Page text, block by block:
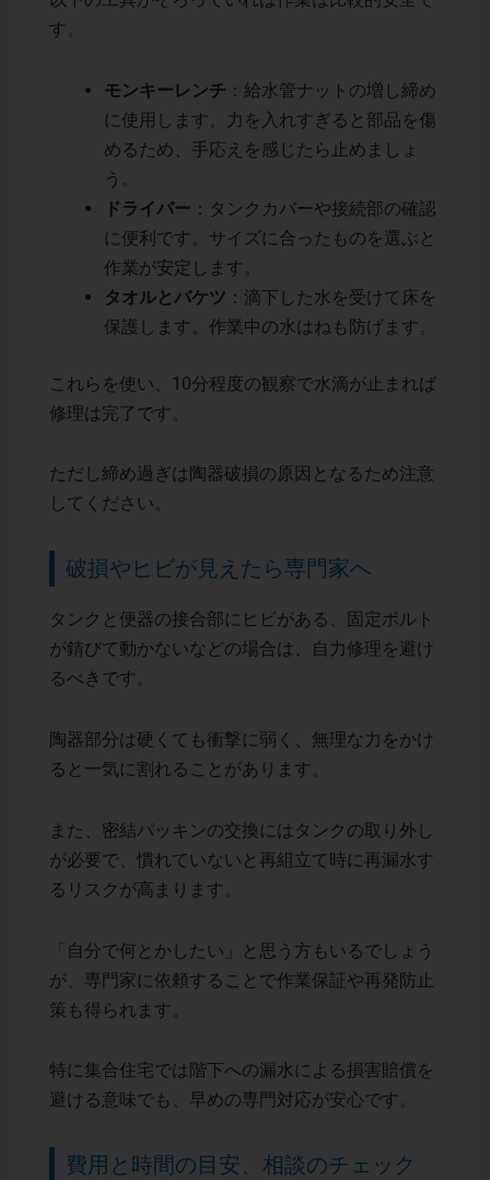
す。
モンキーレンチ ：給水管ナットの増し締め
に使用します。力を入れすぎると部品を傷
めるため、手応えを感じたら止めましょ
う。
ドライバー ：タンクカバーや接続部の確認
に便利です。サイズに合ったものを選ぶと
作業が安定します。
タオルとバケツ ：滴下した水を受けて床を
保護します。作業中の水はねも防げます。
これらを使い、10分程度の観察で水滴が止まれば
修理は完了です。
ただし締め過ぎは陶器破損の原因となるため注意
してください。
破損やヒビが見えたら専門家へ
タンクと便器の接合部にヒビがある、固定ボルト
が錆びて動かないなどの場合は、自力修理を避け
るべきです。
陶器部分は硬くても衝撃に弱く、無理な力をかけ
ると一気に割れることがあります。
また、密結パッキンの交換にはタンクの取り外し
が必要で、慣れていないと再組立て時に再漏水す
るリスクが高まります。
「自分で何とかしたい」と思う方もいるでしょう
が、専門家に依頼することで作業保証や再発防止
策も得られます。
特に集合住宅では階下への漏水による損害賠償を
避ける意味でも、早めの専門対応が安心です。
費用と時間の目安、相談のチェック